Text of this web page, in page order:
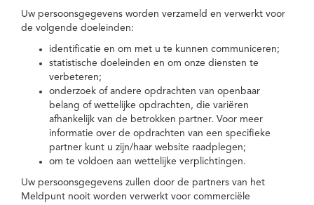
Uw persoonsgegevens worden verzameld en verwerkt voor
de volgende doeleinden:
identificatie en om met u te kunnen communiceren;
statistische doeleinden en om onze diensten te
verbeteren;
onderzoek of andere opdrachten van openbaar
belang of wettelijke opdrachten, die variëren
afhankelijk van de betrokken partner. Voor meer
informatie over de opdrachten van een specifieke
partner kunt u zijn/haar website raadplegen;
om te voldoen aan wettelijke verplichtingen.
Uw persoonsgegevens zullen door de partners van het
Meldpunt nooit worden verwerkt voor commerciële